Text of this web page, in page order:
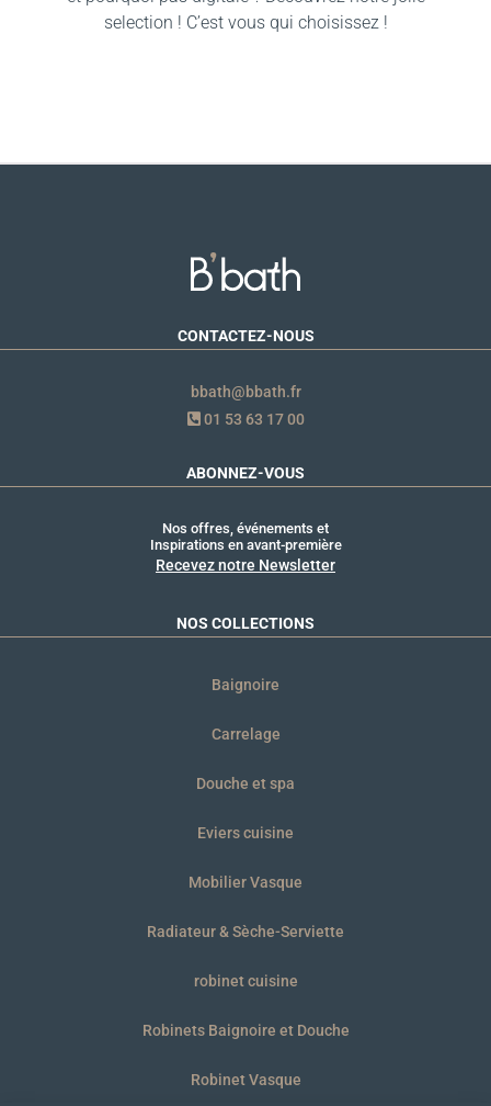
selection ! C’est vous qui choisissez !
CONTACTEZ-NOUS
bbath@bbath.fr
01 53 63 17 00
ABONNEZ-VOUS
Nos offres, événements et
Inspirations en avant-première
Recevez notre Newsletter
NOS COLLECTIONS
Baignoire
Carrelage
Douche et spa
Eviers cuisine
Mobilier Vasque
Radiateur & Sèche-Serviette
robinet cuisine
Robinets Baignoire et Douche
Robinet Vasque